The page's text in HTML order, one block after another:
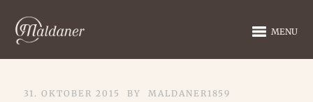
MENU
31. OKTOBER 2015 BY MALDANER1859